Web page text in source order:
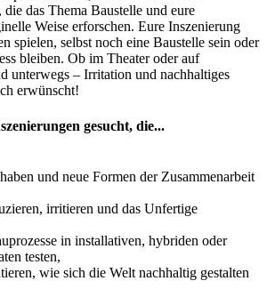
das Thema Baustelle und eure
Weise erforschen. Eure Inszenierung
spielen, selbst noch eine Baustelle sein oder
bleiben. Ob im Theater oder auf
unterwegs – Irritation und nachhaltiges
erwünscht!
gesucht, die...
und neue Formen der Zusammenarbeit
irritieren und das Unfertige
in installativen, hybriden oder
testen,
wie sich die Welt nachhaltig gestalten